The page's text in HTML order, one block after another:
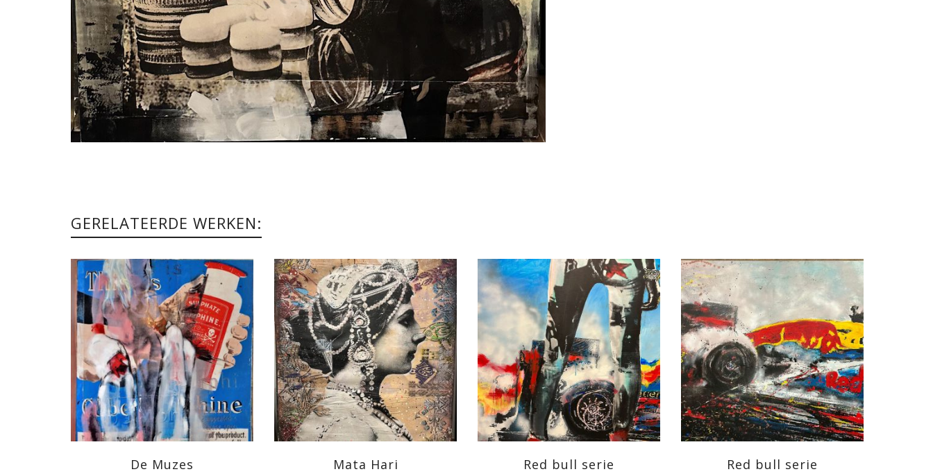
GERELATEERDE WERKEN:
De Muzes Mata Hari Red bull serie Red bull serie